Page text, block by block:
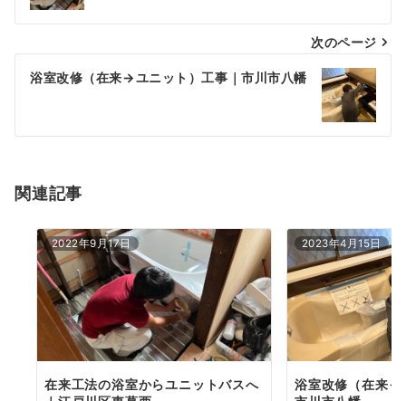
ナ
ビ
ゲ
シ
ン
次のページ
浴室改修（在来→ユニット）工事｜市川市八幡
関連記事
2022年9月17日
在来工法の浴室からユニットバスへ
2023年4月15日
浴室改修（在来→